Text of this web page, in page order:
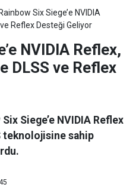
Rainbow Six Siege’e NVIDIA
Reflex Desteği Geliyor
NVIDIA Reflex,
DLSS ve Reflex
Siege’e NVIDIA Reflex
teknolojisine sahip